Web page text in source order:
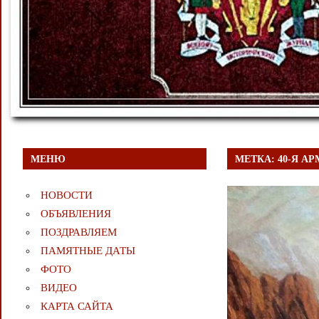
МЕТКА:40-Я
МЕНЮ
НОВОСТИ
ОБЪЯВЛЕНИЯ
ПОЗДРАВЛЯЕМ
ПАМЯТНЫЕ ДАТЫ
ФОТО
ВИДЕО
КАРТА САЙТА